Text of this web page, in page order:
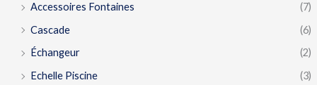
Accessoires Fontaines
(7)
Cascade
(6)
Échangeur
(2)
Echelle Piscine
(3)